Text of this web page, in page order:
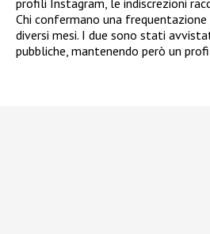
profili Instagram, le indiscrezioni
Chi confermano una frequentazione
diversi mesi. I due sono stati
pubbliche, mantenendo però un